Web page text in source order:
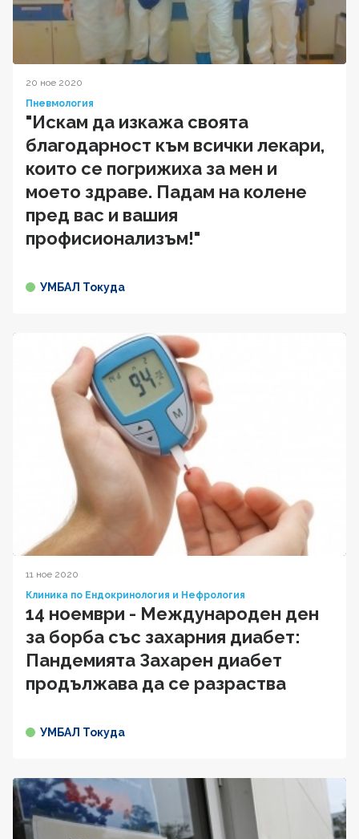
20 ное 2020
Пневмология
"Искам да изкажа своята
благодарност към всички лекари,
които се погрижиха за мен и
моето здраве. Падам на колене
пред вас и вашия
профисионализъм!"
УМБАЛ Токуда
11 ное 2020
Клиника по Ендокринология и Нефрология
14 ноември - Международен ден
за борба със захарния диабет:
Пандемията Захарен диабет
продължава да се разраства
УМБАЛ Токуда